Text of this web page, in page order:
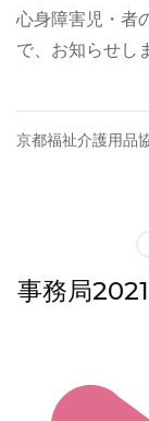
心身障害児・者
で、お知らせし
京都福祉介護用品
事務局